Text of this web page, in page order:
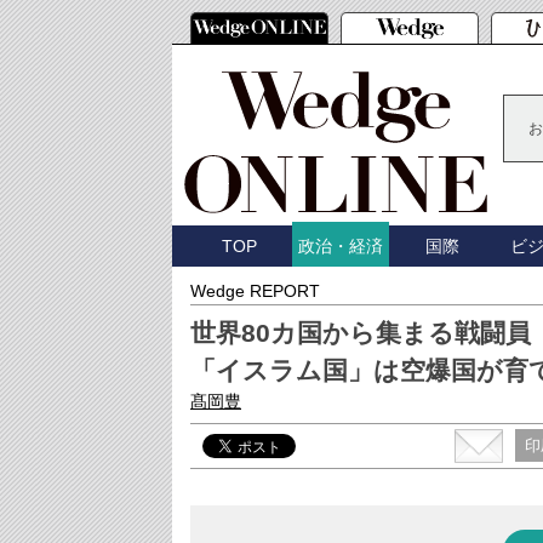
TOP 政治・経済 国際 ビ
Wedge REPORT
世界80カ国から集まる戦闘員
「イスラム国」は空爆国が育
髙岡豊